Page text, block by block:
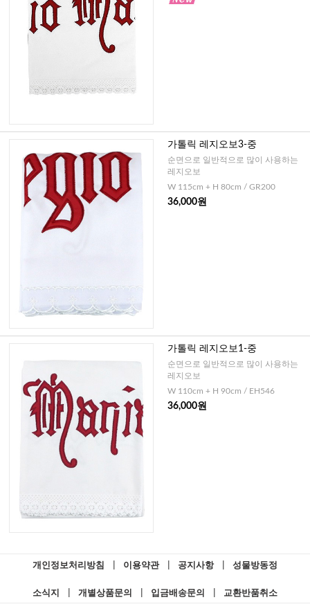
가톨릭 레지오보3-중
순면으로 일반적으로 많이 사용하는
레지오보
W 115cm + H 80cm / GR200
36,000원
가톨릭 레지오보1-중
순면으로 일반적으로 많이 사용하는
레지오보
W 110cm + H 90cm / EH546
36,000원
개인정보처리방침 이용약관 공지사항 성물방동정
소식지 개별상품문의 입금배송문의 교환반품취소